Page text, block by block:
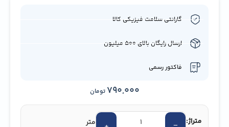
گارانتی سلامت فیزیکی کالا
ارسال رایگان بالای 500 میلیون
فاکتور رسمی
790,000 تومان
متراژ: متر